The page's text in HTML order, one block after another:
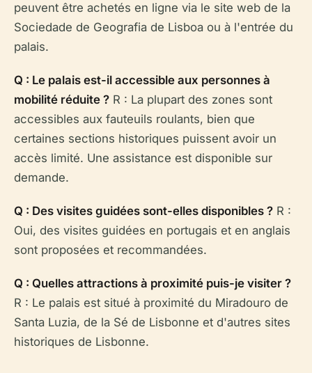
peuvent être achetés en ligne via le site web de la
Sociedade de Geografia de Lisboa ou à l'entrée du
palais.
Q : Le palais est-il accessible aux personnes à
mobilité réduite ? R : La plupart des zones sont
accessibles aux fauteuils roulants, bien que
certaines sections historiques puissent avoir un
accès limité. Une assistance est disponible sur
demande.
Q : Des visites guidées sont-elles disponibles ? R :
Oui, des visites guidées en portugais et en anglais
sont proposées et recommandées.
Q : Quelles attractions à proximité puis-je visiter ?
R : Le palais est situé à proximité du Miradouro de
Santa Luzia, de la Sé de Lisbonne et d'autres sites
historiques de Lisbonne.